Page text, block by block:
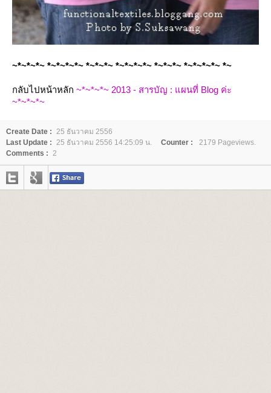
~*~*~*~ *~*~*~*~ *~*~*~ *~*~*~*~ *~*~*~ *~*~*~*~ *~
กลับไปหน้าหลัก ~*~*~*~ 2013 - สารบัญ : แผนที่ Blog ค่ะ
~*~*~*~
Create Date : 25 ธันวาคม 2556
Last Update : 25 ธันวาคม 2556 14:25:09 น. Counter :
2179 Pageviews.
Comments : 2